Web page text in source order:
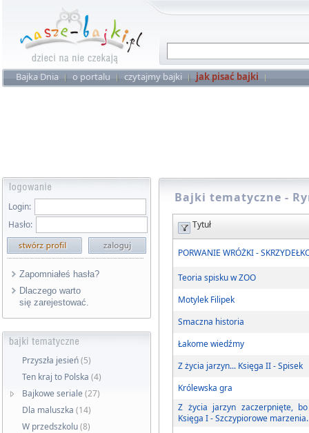
Bajka Dnia o portalu czytajmy bajki jak pisać bajki
Login:
Hasło:
Zapomniałeś hasła?
Dlaczego warto
się zarejestować.
Przyszła jesień(5)
Ten kraj to Polska (4)
Bajkowe seriale (27)
Dla maluszka (14)
W przedszkolu(8)
Bajki tematyczne -
Tytuł
PORWANIE WRÓŻKI -
Teoria spisku w ZOO
Motylek Filipek
Smaczna historia
Łakome wiedźmy
Z życia jarzyn... Księga II - Spisek
Królewska gra
Z życia jarzyn zaczerpnięte,
Księga I - Szczypiorowe marzenia.